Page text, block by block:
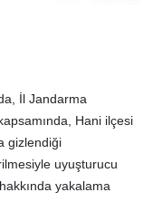
İl Jandarma
Hani ilçesi
gizlendiği
uyuşturucu
yakalama